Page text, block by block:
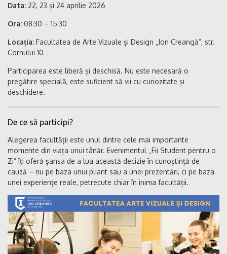
Data: 22, 23 și 24 aprilie 2026
Ora: 08:30 – 15:30
Locația: Facultatea de Arte Vizuale și Design „Ion Creangă”, str.
Cornului 10
Participarea este liberă și deschisă. Nu este necesară o
pregătire specială, este suficient să vii cu curiozitate și
deschidere.
De ce să participi?
Alegerea facultății este unul dintre cele mai importante
momente din viața unui tânăr. Evenimentul „Fii Student pentru o
Zi” îți oferă șansa de a lua această decizie în cunoștință de
cauză – nu pe baza unui pliant sau a unei prezentări, ci pe baza
unei experiențe reale, petrecute chiar în inima facultății.